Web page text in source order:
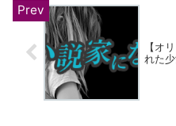
【オ
れた